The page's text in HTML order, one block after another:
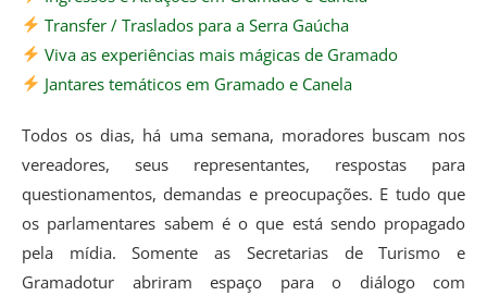
Transfer / Traslados para a Serra Gaúcha
Viva as experiências mais mágicas de Gramado
Jantares temáticos em Gramado e Canela
Todos os dias, há uma semana, moradores buscam nos
vereadores, seus representantes, respostas para
questionamentos, demandas e preocupações. E tudo que
os parlamentares sabem é o que está sendo propagado
pela mídia. Somente as Secretarias de Turismo e
Gramadotur abriram espaço para o diálogo com